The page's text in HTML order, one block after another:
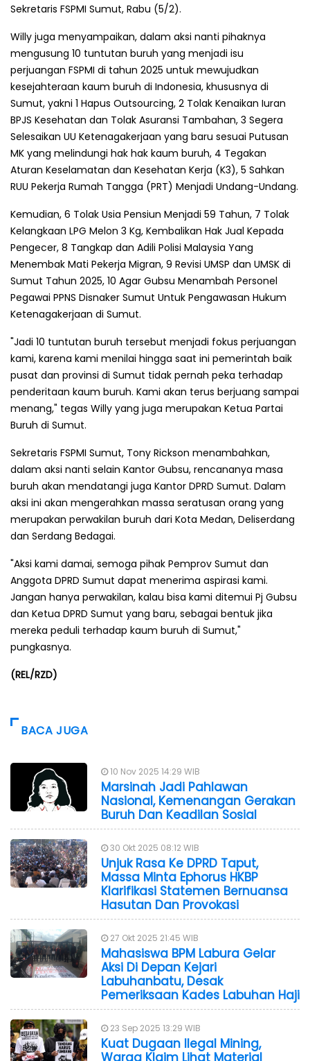
Sekretaris FSPMI Sumut, Rabu (5/2).
Willy juga menyampaikan, dalam aksi nanti pihaknya
mengusung 10 tuntutan buruh yang menjadi isu
perjuangan FSPMI di tahun 2025 untuk mewujudkan
kesejahteraan kaum buruh di Indonesia, khususnya di
Sumut, yakni 1 Hapus Outsourcing, 2 Tolak Kenaikan Iuran
BPJS Kesehatan dan Tolak Asuransi Tambahan, 3 Segera
Selesaikan UU Ketenagakerjaan yang baru sesuai Putusan
MK yang melindungi hak hak kaum buruh, 4 Tegakan
Aturan Keselamatan dan Kesehatan Kerja (K3), 5 Sahkan
RUU Pekerja Rumah Tangga (PRT) Menjadi Undang-Undang.
Kemudian, 6 Tolak Usia Pensiun Menjadi 59 Tahun, 7 Tolak
Kelangkaan LPG Melon 3 Kg, Kembalikan Hak Jual Kepada
Pengecer, 8 Tangkap dan Adili Polisi Malaysia Yang
Menembak Mati Pekerja Migran, 9 Revisi UMSP dan UMSK di
Sumut Tahun 2025, 10 Agar Gubsu Menambah Personel
Pegawai PPNS Disnaker Sumut Untuk Pengawasan Hukum
Ketenagakerjaan di Sumut.
"Jadi 10 tuntutan buruh tersebut menjadi fokus perjuangan
kami, karena kami menilai hingga saat ini pemerintah baik
pusat dan provinsi di Sumut tidak pernah peka terhadap
penderitaan kaum buruh. Kami akan terus berjuang sampai
menang," tegas Willy yang juga merupakan Ketua Partai
Buruh di Sumut.
Sekretaris FSPMI Sumut, Tony Rickson menambahkan,
dalam aksi nanti selain Kantor Gubsu, rencananya masa
buruh akan mendatangi juga Kantor DPRD Sumut. Dalam
aksi ini akan mengerahkan massa seratusan orang yang
merupakan perwakilan buruh dari Kota Medan, Deliserdang
dan Serdang Bedagai.
"Aksi kami damai, semoga pihak Pemprov Sumut dan
Anggota DPRD Sumut dapat menerima aspirasi kami.
Jangan hanya perwakilan, kalau bisa kami ditemui Pj Gubsu
dan Ketua DPRD Sumut yang baru, sebagai bentuk jika
mereka peduli terhadap kaum buruh di Sumut,"
pungkasnya.
(REL/RZD)
BACA JUGA
10 Nov 2025 14:29 WIB
Marsinah Jadi Pahlawan
Nasional, Kemenangan Gerakan
Buruh Dan Keadilan Sosial
30 Okt 2025 08:12 WIB
Unjuk Rasa Ke DPRD Taput,
Massa Minta Ephorus HKBP
Klarifikasi Statemen Bernuansa
Hasutan Dan Provokasi
27 Okt 2025 21:45 WIB
Mahasiswa BPM Labura Gelar
Aksi Di Depan Kejari
Labuhanbatu, Desak
Pemeriksaan Kades Labuhan Haji
23 Sep 2025 13:29 WIB
Kuat Dugaan Ilegal Mining,
Warga Klaim Lihat Material